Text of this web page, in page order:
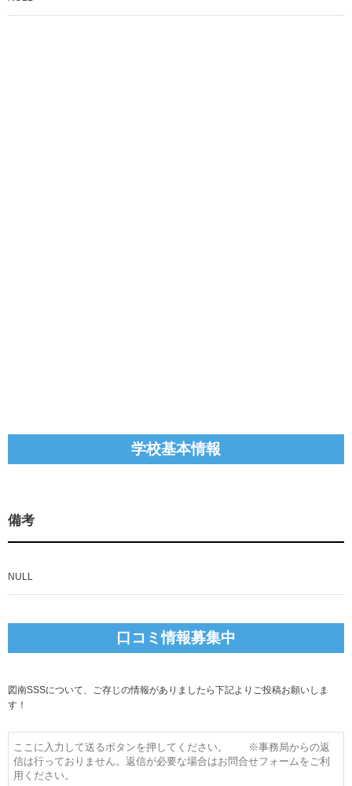
学校基本情報
備考
NULL
口コミ情報募集中
図南SSSについて、ご存じの情報がありましたら下記よりご投稿お願いしま
す！